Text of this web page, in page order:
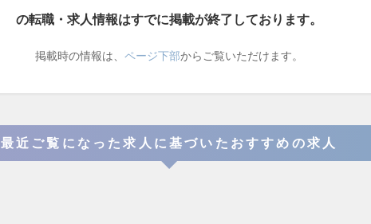
の転職・求人情報はすでに掲載が終了しております。
掲載時の情報は、 ページ下部からご覧いただけます。
最近ご覧になった求人に基づいたおすすめの求人